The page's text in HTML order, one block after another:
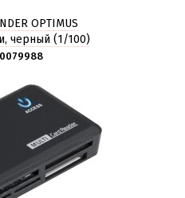
OPTIMUS
черный (1/100)